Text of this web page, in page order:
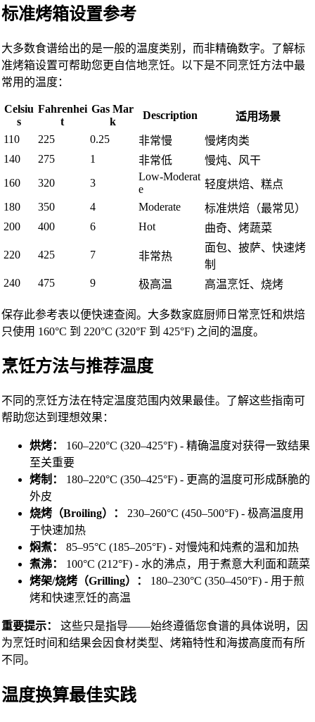
标准烤箱设置参考
大多数食谱给出的是一般的温度类别，而非精确数字。了解标
准烤箱设置可帮助您更自信地烹饪。以下是不同烹饪方法中最
常用的温度：
Celsiu
s
Fahrenhei
t
Gas Mar
k
Description
适用场景
110
225 0.25 非常慢
慢烤肉类
140
275 1 非常低
慢炖、风干
160
320 3
Low-Moderat
e
轻度烘焙、糕点
180
350 4 Moderate
标准烘焙（最常见）
200
400 6 Hot 曲奇、烤蔬菜
220 425 7 非常热
面包、披萨、快速烤
制
240
475 9 极高温 高温烹饪、烧烤
保存此参考表以便快速查阅。大多数家庭厨师日常烹饪和烘焙
只使用 160°C 到 220°C (320°F 到 425°F) 之间的温度。
烹饪方法与推荐温度
不同的烹饪方法在特定温度范围内效果最佳。了解这些指南可
帮助您达到理想效果：
烘烤：
160–220°C (320–425°F) - 精确温度对获得一致结果
至关重要
烤制：
180–220°C (350–425°F) - 更高的温度可形成酥脆的
外皮
烧烤（Broiling）：
230–260°C (450–500°F) - 极高温度用
于快速加热
焖煮：
85–95°C (185–205°F) - 对慢炖和炖煮的温和加热
煮沸：
100°C (212°F) - 水的沸点，用于煮意大利面和蔬菜
烤架/烧烤（Grilling）：
180–230°C (350–450°F) - 用于煎
烤和快速烹饪的高温
重要提示：
这些只是指导——始终遵循您食谱的具体说明，因
为烹饪时间和结果会因食材类型、烤箱特性和海拔高度而有所
不同。
温度换算最佳实践